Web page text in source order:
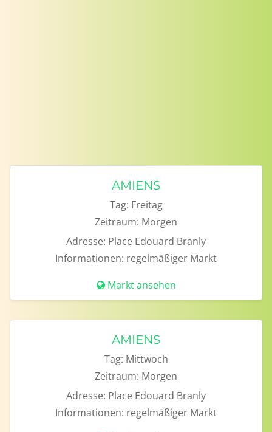
AMIENS
Tag: Freitag
Zeitraum: Morgen
Adresse: Place Edouard Branly
Informationen: regelmäßiger Markt
Markt ansehen
AMIENS
Tag: Mittwoch
Zeitraum: Morgen
Adresse: Place Edouard Branly
Informationen: regelmäßiger Markt